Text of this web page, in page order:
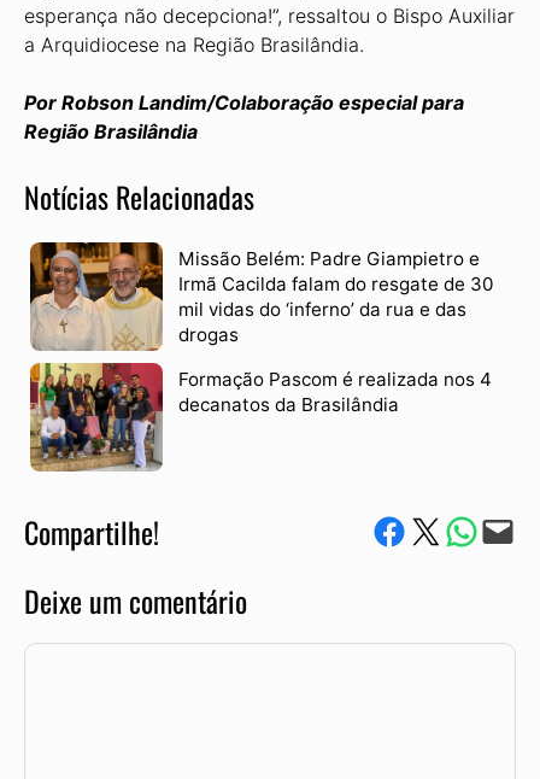
esperança não decepciona!”, ressal­tou o Bispo Auxiliar
a Arquidiocese na Região Brasilândia.
Por Robson Landim/Colaboração especial para
Região Brasilândia
Notícias Relacionadas
Missão Belém: Padre Giampietro e
Irmã Cacilda falam do resgate de 30
mil vidas do ‘inferno’ da rua e das
drogas
Formação Pascom é realizada nos 4
decanatos da Brasilândia
Compartilhe! Compartilhe no Facebook
Compartilhe no Twitter
Compartile via
Envie via e-mail
Deixe um comentário
Comentário